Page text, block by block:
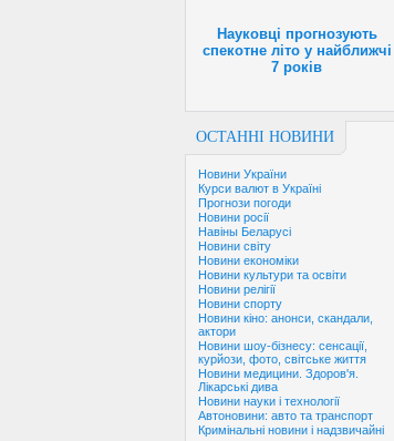
Науковці прогнозують
спекотне літо у найближчі
7 років
ОСТАННІ НОВИНИ
Новини України
Курси валют в Україні
Прогнози погоди
Новини росії
Навіны Беларусі
Новини світу
Новини економіки
Новини культури та освіти
Новини релігії
Новини спорту
Новини кіно: анонси, скандали,
актори
Новини шоу-бізнесу: сенсації,
курйози, фото, світське життя
Новини медицини. Здоров'я.
Лікарські дива
Новини науки і технології
Автоновини: авто та транспорт
Кримінальні новини і надзвичайні